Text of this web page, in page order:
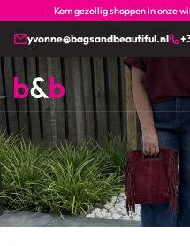
Kom gezellig shoppen in onze
yvonne@bagsandbeautiful.nl